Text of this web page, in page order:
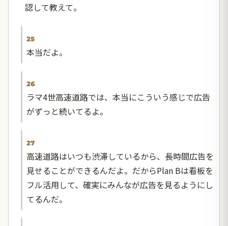
認して教えて。
25
本当だよ。
26
ラマ4世高速道路では、本当にこういう感じで広告
がずっと続いてるよ。
27
高速道路はいつも渋滞しているから、長時間広告を
見せることができるんだよ。だからPlan Bは看板を
フル活用して、確実にみんなが広告を見るようにし
てるんだ。